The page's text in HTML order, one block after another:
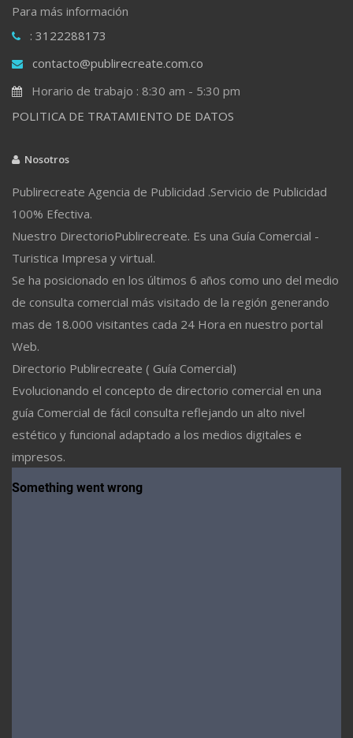
Para más información
: 3122288173
contacto@publirecreate.com.co
Horario de trabajo : 8:30 am - 5:30 pm
POLITICA DE TRATAMIENTO DE DATOS
Nosotros
Publirecreate Agencia de Publicidad .Servicio de Publicidad
100% Efectiva.
Nuestro DirectorioPublirecreate. Es una Guía Comercial -
Turistica Impresa y virtual.
Se ha posicionado en los últimos 6 años como uno del medio
de consulta comercial más visitado de la región generando
mas de 18.000 visitantes cada 24 Hora en nuestro portal
Web.
Directorio Publirecreate ( Guía Comercial)
Evolucionando el concepto de directorio comercial en una
guía Comercial de fácil consulta reflejando un alto nivel
estético y funcional adaptado a los medios digitales e
impresos.